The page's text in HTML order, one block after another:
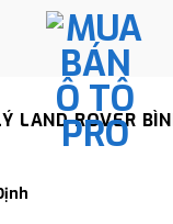
LAND ROVER